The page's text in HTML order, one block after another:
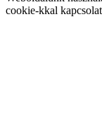
cookie-kkal